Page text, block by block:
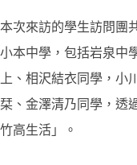
本次來訪的學生訪問團
小本中學，包括岩泉中
上、相沢結衣同學，
栞、金澤清乃同學，透
竹高生活」。